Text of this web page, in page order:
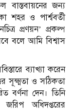
জন্য
শহর ও পার্শ্ববর্তী
প্রণয়ন’ প্রকল্প
বলে আমি বিশ্বাস
ব্যাখ্যা করেন
সূক্ষ্মতা ও সঠিকতা
বর্ণনা দেন। তিনি
অধিদপ্তরের